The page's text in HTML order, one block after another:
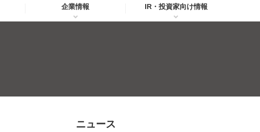
企業情報 IR・投資家向け情報
ニュース